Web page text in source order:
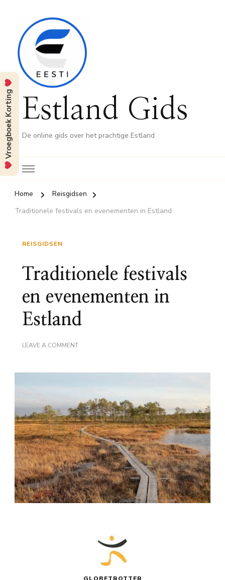
Estland Gids
De online gids over het prachtige Estland
Home
Reisgidsen
Traditionele festivals en evenementen in Estland
REISGIDSEN
Traditionele festivals
en evenementen in
Estland
LEAVE A COMMENTON
ESTLAND
Vroegboek Korting